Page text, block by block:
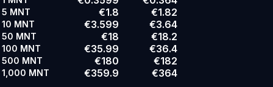
5 MNT €1.8 €1.82
10 MNT €3.599 €3.64
50 MNT €18 €18.2
100 MNT €35.99 €36.4
500 MNT €180 €182
1,000 MNT €359.9
€364